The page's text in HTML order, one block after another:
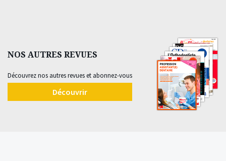
NOS AUTRES REVUES
Découvrez nos autres revues et abonnez-vous
Découvrir